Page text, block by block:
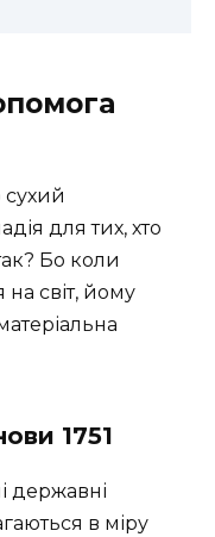
сухий
для тих, хто
Бо коли
світ, йому
1751
державні
в міру